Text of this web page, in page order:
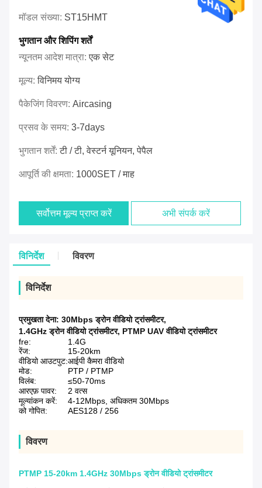
मॉडल संख्या: ST15HMT
भुगतान और शिपिंग शर्तें
न्यूनतम आदेश मात्रा:एक सेट
मूल्य:विनिमय योग्य
पैकेजिंग विवरण: Aircasing
प्रसव के समय: 3-7days
भुगतान शर्तें:टी / टी, वेस्टर्न यूनियन, पेपैल
आपूर्ति की क्षमता: 1000SET / माह
सर्वोत्तम मूल्य प्राप्त करें अभी संपर्क करें
विनिर्देश विवरण
विनिर्देश
प्रमुखता देना: 30Mbps ड्रोन वीडियो ट्रांसमीटर,
1.4GHz ड्रोन वीडियो ट्रांसमीटर, PTMP UAV वीडियो ट्रांसमीटर
fre:
1.4G
रेंज:
15-20km
वीडियो आउटपुट:आईपी ​​कैमरा वीडियो
मोड:
PTP / PTMP
विलंब:
≤50-70ms
आरएफ़ पावर:
2 वत्स
मूल्यांकन करें:
4-12Mbps, अधिकतम 30Mbps
को गोपित:
AES128 / 256
विवरण
PTMP 15-20km 1.4GHz 30Mbps ड्रोन वीडियो ट्रांसमीटर